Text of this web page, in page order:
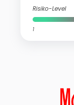
Risiko-Level
1